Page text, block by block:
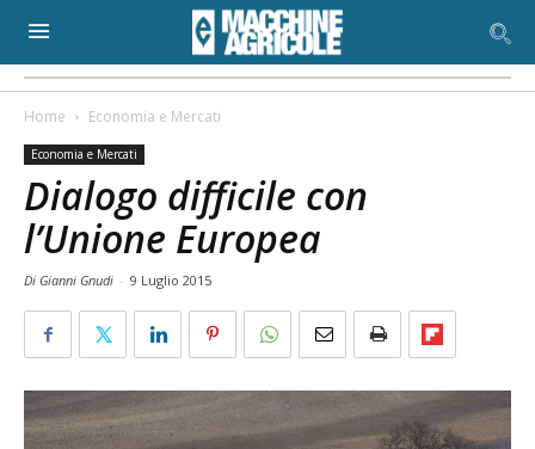
Home Economia e Mercati
Economia e Mercati
Dialogo difficile con
l’Unione Europea
Di Gianni Gnudi - 9 Luglio 2015